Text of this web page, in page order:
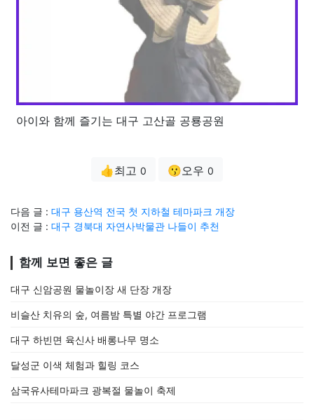
아이와 함께 즐기는 대구 고산골 공룡공원
👍최고 0 😗오우 0
다음 글 : 대구 용산역 전국 첫 지하철 테마파크 개장
이전 글 : 대구 경북대 자연사박물관 나들이 추천
함께 보면 좋은 글
대구 신암공원 물놀이장 새 단장 개장
비슬산 치유의 숲, 여름밤 특별 야간 프로그램
대구 하빈면 육신사 배롱나무 명소
달성군 이색 체험과 힐링 코스
삼국유사테마파크 광복절 물놀이 축제